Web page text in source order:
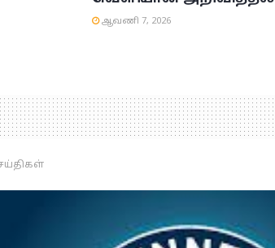
ஆவணி 7, 2026